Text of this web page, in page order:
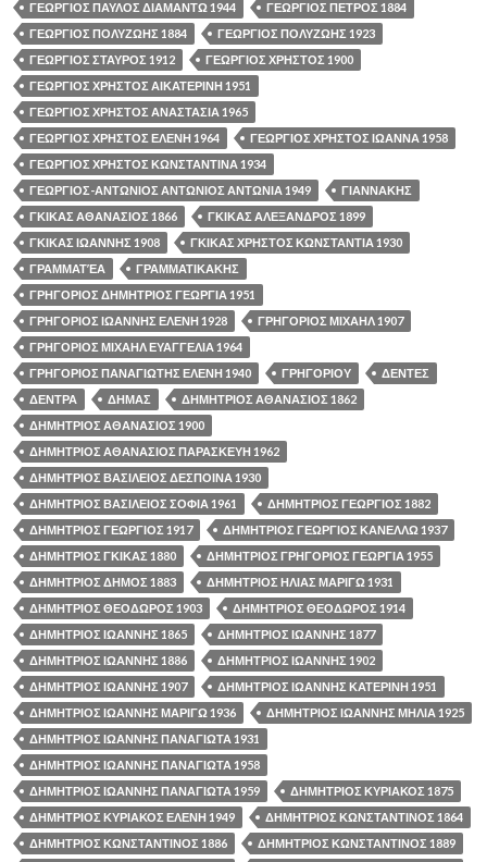
ΓΕΩΡΓΙΟΣ ΠΑΥΛΟΣ ΔΙΑΜΑΝΤΩ 1944
ΓΕΩΡΓΙΟΣ ΠΕΤΡΟΣ 1884
ΓΕΩΡΓΙΟΣ ΠΟΛΥΖΩΗΣ 1884
ΓΕΩΡΓΙΟΣ ΠΟΛΥΖΩΗΣ 1923
ΓΕΩΡΓΙΟΣ ΣΤΑΥΡΟΣ 1912
ΓΕΩΡΓΙΟΣ ΧΡΗΣΤΟΣ 1900
ΓΕΩΡΓΙΟΣ ΧΡΗΣΤΟΣ ΑΙΚΑΤΕΡΙΝΗ 1951
ΓΕΩΡΓΙΟΣ ΧΡΗΣΤΟΣ ΑΝΑΣΤΑΣΙΑ 1965
ΓΕΩΡΓΙΟΣ ΧΡΗΣΤΟΣ ΕΛΕΝΗ 1964
ΓΕΩΡΓΙΟΣ ΧΡΗΣΤΟΣ ΙΩΑΝΝΑ 1958
ΓΕΩΡΓΙΟΣ ΧΡΗΣΤΟΣ ΚΩΝΣΤΑΝΤΙΝΑ 1934
ΓΕΩΡΓΙΟΣ-ΑΝΤΩΝΙΟΣ ΑΝΤΩΝΙΟΣ ΑΝΤΩΝΙΑ 1949
ΓΙΑΝΝΑΚΗΣ
ΓΚΙΚΑΣ ΑΘΑΝΑΣΙΟΣ 1866
ΓΚΙΚΑΣ ΑΛΕΞΑΝΔΡΟΣ 1899
ΓΚΙΚΑΣ ΙΩΑΝΝΗΣ 1908
ΓΚΙΚΑΣ ΧΡΗΣΤΟΣ ΚΩΝΣΤΑΝΤΙΑ 1930
ΓΡΑΜΜΑΤΈΑ
ΓΡΑΜΜΑΤΙΚΑΚΗΣ
ΓΡΗΓΟΡΙΟΣ ΔΗΜΗΤΡΙΟΣ ΓΕΩΡΓΙΑ 1951
ΓΡΗΓΟΡΙΟΣ ΙΩΑΝΝΗΣ ΕΛΕΝΗ 1928
ΓΡΗΓΟΡΙΟΣ ΜΙΧΑΗΛ 1907
ΓΡΗΓΟΡΙΟΣ ΜΙΧΑΗΛ ΕΥΑΓΓΕΛΙΑ 1964
ΓΡΗΓΟΡΙΟΣ ΠΑΝΑΓΙΩΤΗΣ ΕΛΕΝΗ 1940
ΓΡΗΓΟΡΙΟΥ
ΔΕΝΤΕΣ
ΔΕΝΤΡΑ
ΔΗΜΑΣ
ΔΗΜΗΤΡΙΟΣ ΑΘΑΝΑΣΙΟΣ 1862
ΔΗΜΗΤΡΙΟΣ ΑΘΑΝΑΣΙΟΣ 1900
ΔΗΜΗΤΡΙΟΣ ΑΘΑΝΑΣΙΟΣ ΠΑΡΑΣΚΕΥΗ 1962
ΔΗΜΗΤΡΙΟΣ ΒΑΣΙΛΕΙΟΣ ΔΕΣΠΟΙΝΑ 1930
ΔΗΜΗΤΡΙΟΣ ΒΑΣΙΛΕΙΟΣ ΣΟΦΙΑ 1961
ΔΗΜΗΤΡΙΟΣ ΓΕΩΡΓΙΟΣ 1882
ΔΗΜΗΤΡΙΟΣ ΓΕΩΡΓΙΟΣ 1917
ΔΗΜΗΤΡΙΟΣ ΓΕΩΡΓΙΟΣ ΚΑΝΕΛΛΩ 1937
ΔΗΜΗΤΡΙΟΣ ΓΚΙΚΑΣ 1880
ΔΗΜΗΤΡΙΟΣ ΓΡΗΓΟΡΙΟΣ ΓΕΩΡΓΙΑ 1955
ΔΗΜΗΤΡΙΟΣ ΔΗΜΟΣ 1883
ΔΗΜΗΤΡΙΟΣ ΗΛΙΑΣ ΜΑΡΙΓΩ 1931
ΔΗΜΗΤΡΙΟΣ ΘΕΟΔΩΡΟΣ 1903
ΔΗΜΗΤΡΙΟΣ ΘΕΟΔΩΡΟΣ 1914
ΔΗΜΗΤΡΙΟΣ ΙΩΑΝΝΗΣ 1865
ΔΗΜΗΤΡΙΟΣ ΙΩΑΝΝΗΣ 1877
ΔΗΜΗΤΡΙΟΣ ΙΩΑΝΝΗΣ 1886
ΔΗΜΗΤΡΙΟΣ ΙΩΑΝΝΗΣ 1902
ΔΗΜΗΤΡΙΟΣ ΙΩΑΝΝΗΣ 1907
ΔΗΜΗΤΡΙΟΣ ΙΩΑΝΝΗΣ ΚΑΤΕΡΙΝΗ 1951
ΔΗΜΗΤΡΙΟΣ ΙΩΑΝΝΗΣ ΜΑΡΙΓΩ 1936
ΔΗΜΗΤΡΙΟΣ ΙΩΑΝΝΗΣ ΜΗΛΙΑ 1925
ΔΗΜΗΤΡΙΟΣ ΙΩΑΝΝΗΣ ΠΑΝΑΓΙΩΤΑ 1931
ΔΗΜΗΤΡΙΟΣ ΙΩΑΝΝΗΣ ΠΑΝΑΓΙΩΤΑ 1958
ΔΗΜΗΤΡΙΟΣ ΙΩΑΝΝΗΣ ΠΑΝΑΓΙΩΤΑ 1959
ΔΗΜΗΤΡΙΟΣ ΚΥΡΙΑΚΟΣ 1875
ΔΗΜΗΤΡΙΟΣ ΚΥΡΙΑΚΟΣ ΕΛΕΝΗ 1949
ΔΗΜΗΤΡΙΟΣ ΚΩΝΣΤΑΝΤΙΝΟΣ 1864
ΔΗΜΗΤΡΙΟΣ ΚΩΝΣΤΑΝΤΙΝΟΣ 1886
ΔΗΜΗΤΡΙΟΣ ΚΩΝΣΤΑΝΤΙΝΟΣ 1889